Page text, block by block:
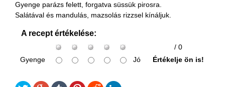
Gyenge parázs felett, forgatva süssük pirosra.
Salátával és mandulás, mazsolás rizzsel kínáljuk.
A recept értékelése:
/ 0
Gyenge
Jó Értékelje ön is!